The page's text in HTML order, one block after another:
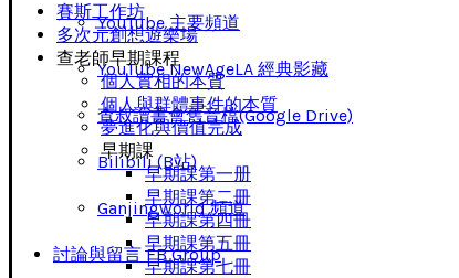
YouTube 主要頻道
YouTube NewAgeLA 經典影藏
查叔讀書會舊音檔(Google Drive)
Bilibili (B站)
Ganjingworld 頻道
討論與留言 FB Group
賽斯工作坊
多次元創想遊樂場
查老師早期課程
個人實相的本質
個人與群體事件的本質
夢進化與價值完成
早期課
早期課第一册
早期課第二冊
早期課第四冊
早期課第五冊
早期課第七冊